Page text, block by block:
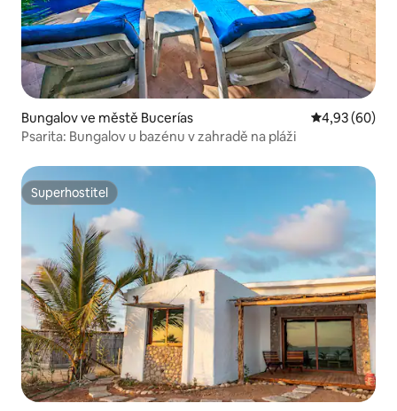
Bungalov ve městě Bucerías Průměrné
4,93 (60)
Psarita: Bungalov u bazénu v zahradě na pláži
Superhostitel
Superhostitel